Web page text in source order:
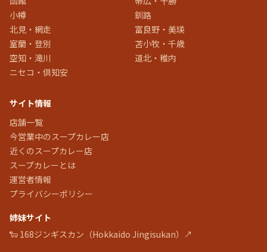
小樽
釧路
北見・網走
富良野・美瑛
室蘭・登別
苫小牧・千歳
空知・滝川
道北・稚内
ニセコ・倶知安
サイト情報
店舗一覧
今営業中のスープカレー店
近くのスープカレー店
スープカレーとは
運営者情報
プライバシーポリシー
姉妹サイト
🐑 168ジンギスカン（Hokkaido Jingisukan）↗